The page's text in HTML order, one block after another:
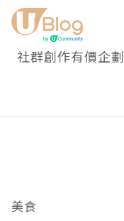
社群創作有價企劃
美食